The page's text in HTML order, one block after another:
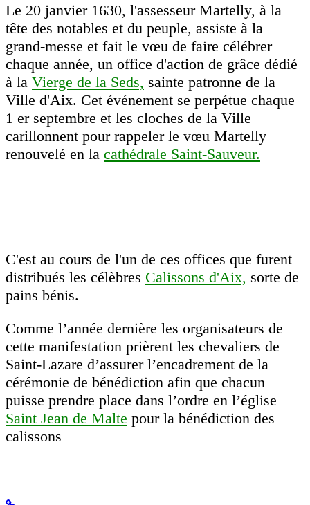
Le 20 janvier 1630, l'assesseur Martelly, à la
tête des notables et du peuple, assiste à la
grand-messe et fait le vœu de faire célébrer
chaque année, un office d'action de grâce dédié
à la Vierge de la Seds, sainte patronne de la
Ville d'Aix. Cet événement se perpétue chaque
1 er septembre et les cloches de la Ville
carillonnent pour rappeler le vœu Martelly
renouvelé en la cathédrale Saint-Sauveur.
C'est au cours de l'un de ces offices que furent
distribués les célèbres Calissons d'Aix, sorte de
pains bénis.
Comme l’année dernière les organisateurs de
cette manifestation prièrent les chevaliers de
Saint-Lazare d’assurer l’encadrement de la
cérémonie de bénédiction afin que chacun
puisse prendre place dans l’ordre en l’église
Saint Jean de Malte pour la bénédiction des
calissons